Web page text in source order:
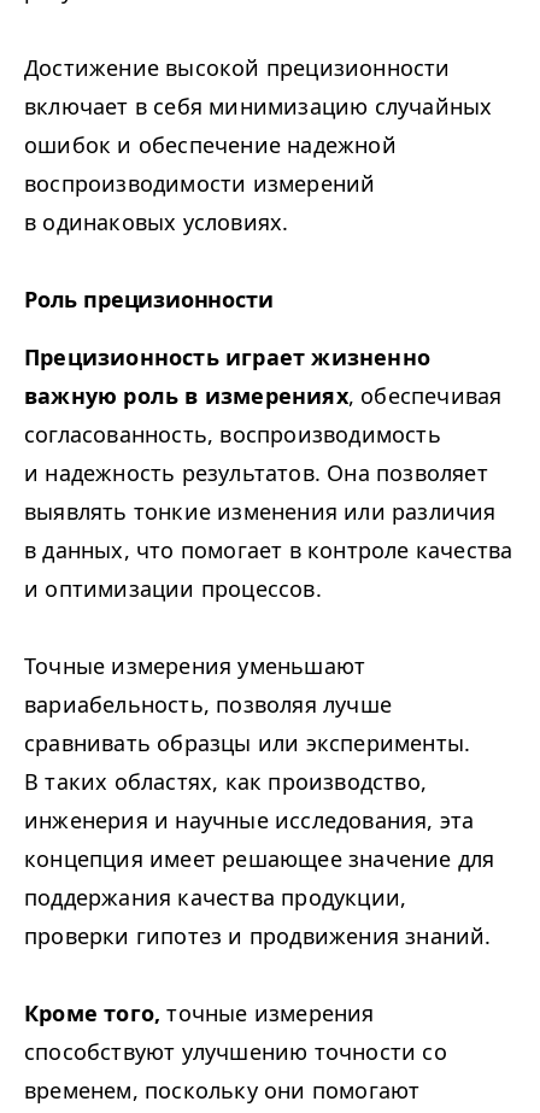
Достижение высокой прецизионности
включает в себя минимизацию случайных
ошибок и обеспечение надежной
воспроизводимости измерений
в одинаковых условиях.
Роль прецизионности
Прецизионность играет жизненно
важную роль в измерениях, обеспечивая
согласованность, воспроизводимость
и надежность результатов. Она позволяет
выявлять тонкие изменения или различия
в данных, что помогает в контроле качества
и оптимизации процессов.
Точные измерения уменьшают
вариабельность, позволяя лучше
сравнивать образцы или эксперименты.
В таких областях, как производство,
инженерия и научные исследования, эта
концепция имеет решающее значение для
поддержания качества продукции,
проверки гипотез и продвижения знаний.
Кроме того, точные измерения
способствуют улучшению точности со
временем, поскольку они помогают